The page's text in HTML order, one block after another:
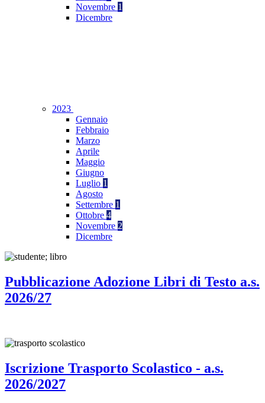
Novembre 1
Dicembre
2023
Gennaio
Febbraio
Marzo
Aprile
Maggio
Giugno
Luglio 1
Agosto
Settembre 1
Ottobre 4
Novembre 2
Dicembre
Pubblicazione Adozione Libri di Testo a.s.
2026/27
Iscrizione Trasporto Scolastico - a.s.
2026/2027